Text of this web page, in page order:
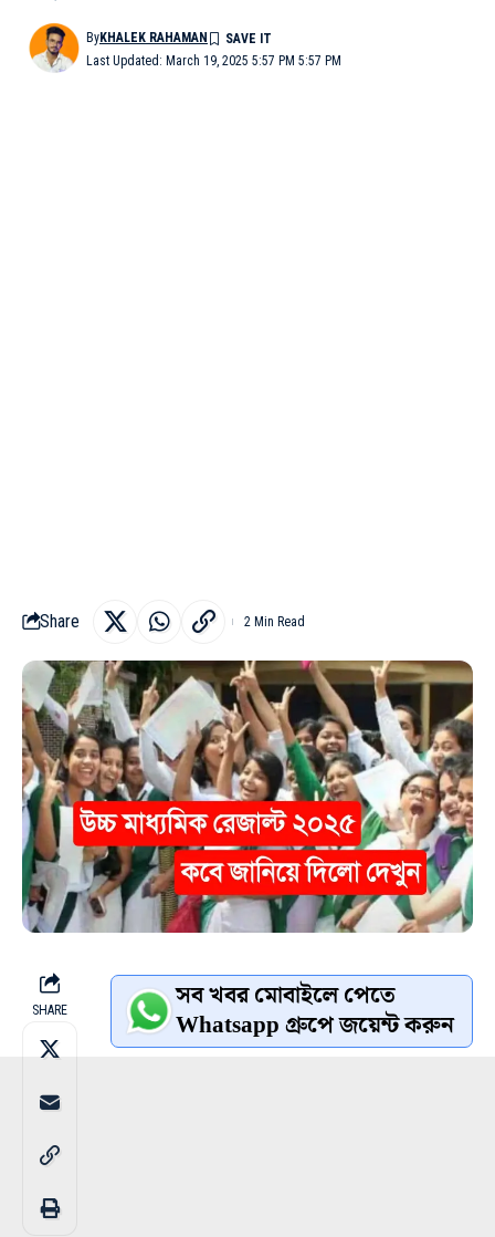
Last Updated: March 19, 2025 5:57 PM 5:57 PM
ByKHALEK RAHAMAN
Share 2 Min Read
SHARE সব খবর মোবাইলে পেতে
Whatsapp গ্রুপে জয়েন্ট করুন